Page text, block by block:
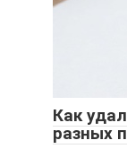
Как
разных